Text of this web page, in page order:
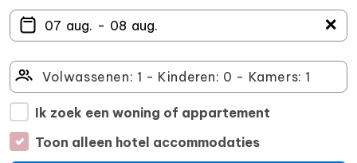
＋
Ik zoek een woning of appartement
Toon alleen hotel accommodaties